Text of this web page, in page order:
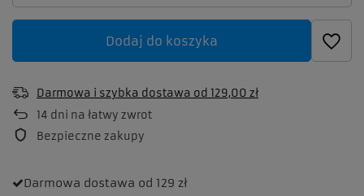
Dodaj do koszyka
Darmowa i szybka dostawa od 129,00 zł
14 dni na łatwy zwrot
Bezpieczne zakupy
Darmowa dostawa od 129 zł